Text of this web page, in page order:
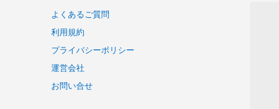
Android/iOS向けコミュニティアプリ開発案件
Excel、Wordの基本動作ができる方募集
INRI/健保システム(現金給付)PL補助作業
官庁系システム開発(顧客・ベンダー調整)
某銀行システム開発案件PMO
よくあるご質問
利用規約
プライバシーポリシー
運営会社
お問い合せ